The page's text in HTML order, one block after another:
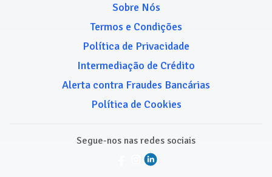
Sobre Nós
Termos e Condições
Política de Privacidade
Intermediação de Crédito
Alerta contra Fraudes Bancárias
Política de Cookies
Segue-nos nas redes sociais